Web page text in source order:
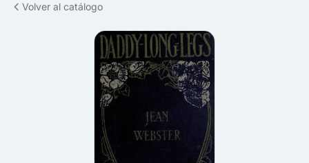
Volver al catálogo